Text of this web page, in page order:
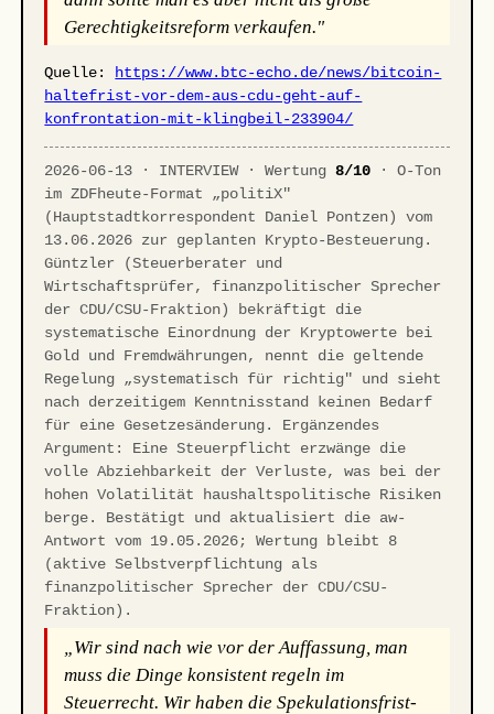
Gerechtigkeitsreform verkaufen."
Quelle:
https://www.btc-echo.de/news/bitcoin-
haltefrist-vor-dem-aus-cdu-geht-auf-
konfrontation-mit-klingbeil-233904/
2026-06-13 · INTERVIEW · Wertung8/10 · O-Ton
im ZDFheute-Format „politiX"
(Hauptstadtkorrespondent Daniel Pontzen) vom
13.06.2026 zur geplanten Krypto-Besteuerung.
Güntzler (Steuerberater und
Wirtschaftsprüfer, finanzpolitischer Sprecher
der CDU/CSU-Fraktion) bekräftigt die
systematische Einordnung der Kryptowerte bei
Gold und Fremdwährungen, nennt die geltende
Regelung „systematisch für richtig" und sieht
nach derzeitigem Kenntnisstand keinen Bedarf
für eine Gesetzesänderung. Ergänzendes
Argument: Eine Steuerpflicht erzwänge die
volle Abziehbarkeit der Verluste, was bei der
hohen Volatilität haushaltspolitische Risiken
berge. Bestätigt und aktualisiert die aw-
Antwort vom 19.05.2026; Wertung bleibt 8
(aktive Selbstverpflichtung als
finanzpolitischer Sprecher der CDU/CSU-
Fraktion).
„Wir sind nach wie vor der Auffassung, man
muss die Dinge konsistent regeln im
Steuerrecht. Wir haben die Spekulationsfrist-